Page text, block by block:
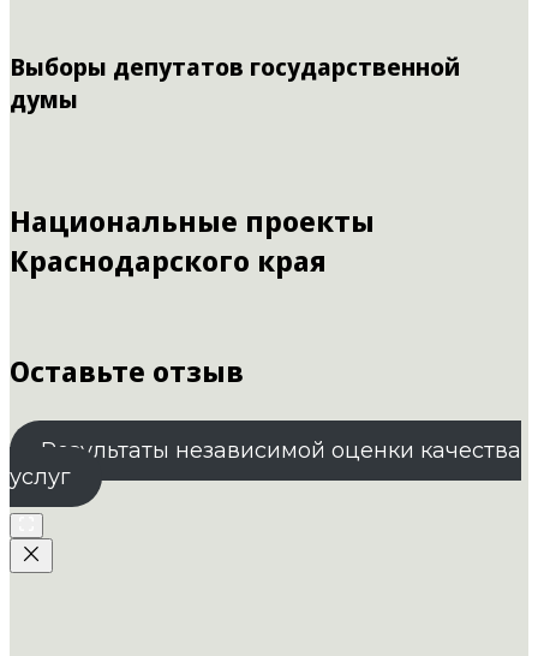
Выборы депутатов государственной
думы
Национальные проекты
Краснодарского края
Оставьте отзыв
Результаты независимой оценки качества
услуг